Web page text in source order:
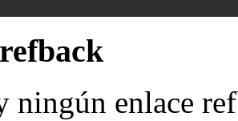
ningún enlace